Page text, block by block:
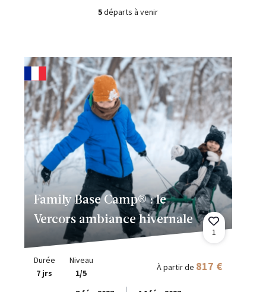
5départs à venir
Family Base Camp® : le
Vercors ambiance hivernale
1
Durée
7 jrs
Niveau
1/5
À partir de 817 €